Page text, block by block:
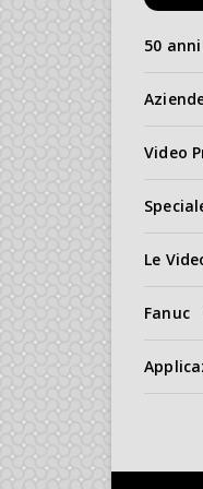
50
Video
Le
Fanuc